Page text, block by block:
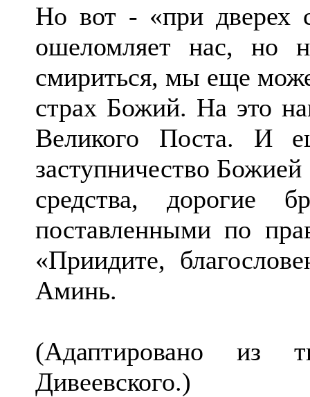
Но вот - «при дверех
ошеломляет нас, но
смириться, мы еще
страх Божий. На это
Великого Поста. И
заступничество
средства,
поставленными по
«Приидите,
Аминь.
(Адаптировано из
Дивеевского.)